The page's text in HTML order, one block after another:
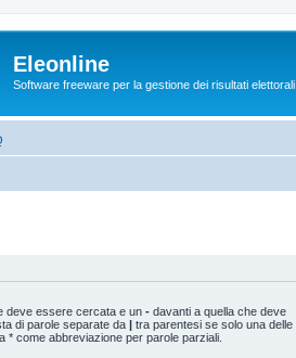
Eleonline
Software freeware per la gestione dei risultati elettorali
deve essere cercata e un - davanti a quella che deve
di parole separate da | tra parentesi se solo una delle
come abbreviazione per parole parziali.